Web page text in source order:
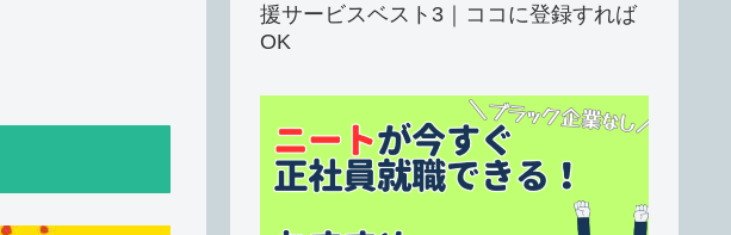
援サービスベスト3｜ココに登録すれば
OK